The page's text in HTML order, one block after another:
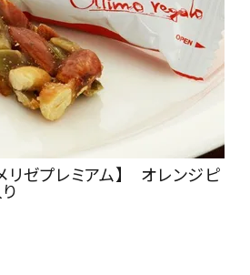
リゼプレミアム】 オレンジピ